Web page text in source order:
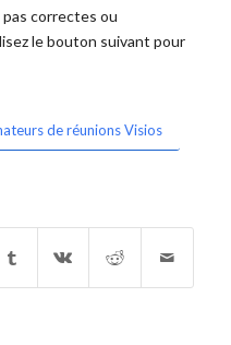
correctes ou
le bouton suivant pour
de réunions Visios